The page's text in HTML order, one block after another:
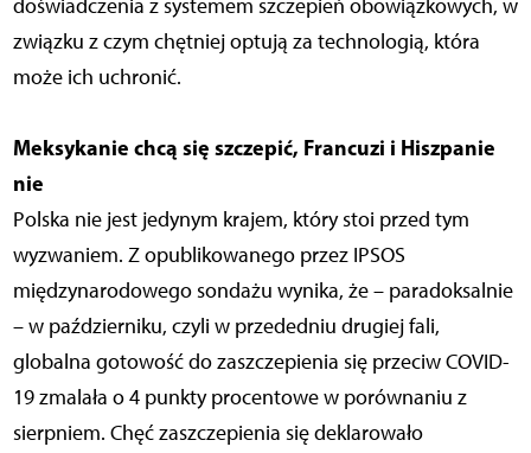
doświadczenia z systemem szczepień obowiązkowych, w
związku z czym chętniej optują za technologią, która
może ich uchronić.
Meksykanie chcą się szczepić, Francuzi i Hiszpanie
nie
Polska nie jest jedynym krajem, który stoi przed tym
wyzwaniem. Z opublikowanego przez IPSOS
międzynarodowego sondażu wynika, że – paradoksalnie
– w październiku, czyli w przededniu drugiej fali,
globalna gotowość do zaszczepienia się przeciw COVID-
19 zmalała o 4 punkty procentowe w porównaniu z
sierpniem. Chęć zaszczepienia się deklarowało